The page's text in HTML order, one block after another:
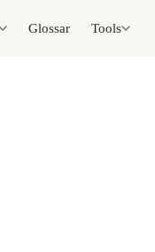
Glossar Tools